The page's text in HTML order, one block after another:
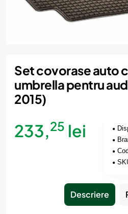
Set covorase auto
umbrella pentru
2015)
233,25 lei
Descriere